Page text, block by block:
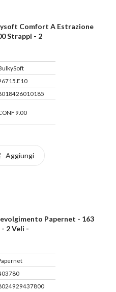
Comfort A Estrazione
Strappi - 2
9.00
Aggiungi
Papernet - 163
2 Veli -